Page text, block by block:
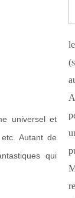
universel et
Autant de
qui